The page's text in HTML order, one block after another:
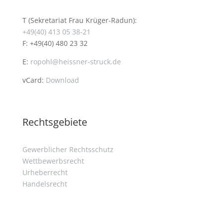
T (Sekretariat Frau Krüger-Radun):
+49(40) 413 05 38-21
F: +49(40) 480 23 32
E: ropohl@heissner-struck.de
vCard: Download
Rechtsgebiete
Gewerblicher Rechtsschutz
Wettbewerbsrecht
Urheberrecht
Handelsrecht